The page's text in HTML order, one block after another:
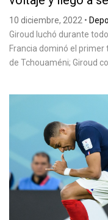
10 diciembre, 2022 •
Giroud luchó durante
Francia dominó el
de Tchouaméni; Giroud